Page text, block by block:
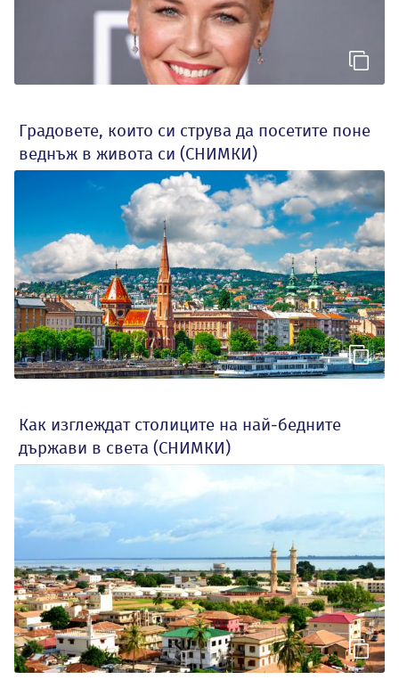
Градовете, които си струва да посетите поне
веднъж в живота си (СНИМКИ)
Как изглеждат столиците на най-бедните
държави в света (СНИМКИ)